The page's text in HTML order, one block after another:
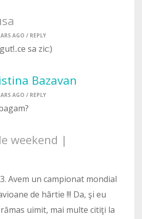
AGO / REPLY
sa zic:)
Bazavan
AGO / REPLY
weekend |
Avem un campionat mondial
de hârtie !!! Da, şi eu
uimit, mai multe citiţi la